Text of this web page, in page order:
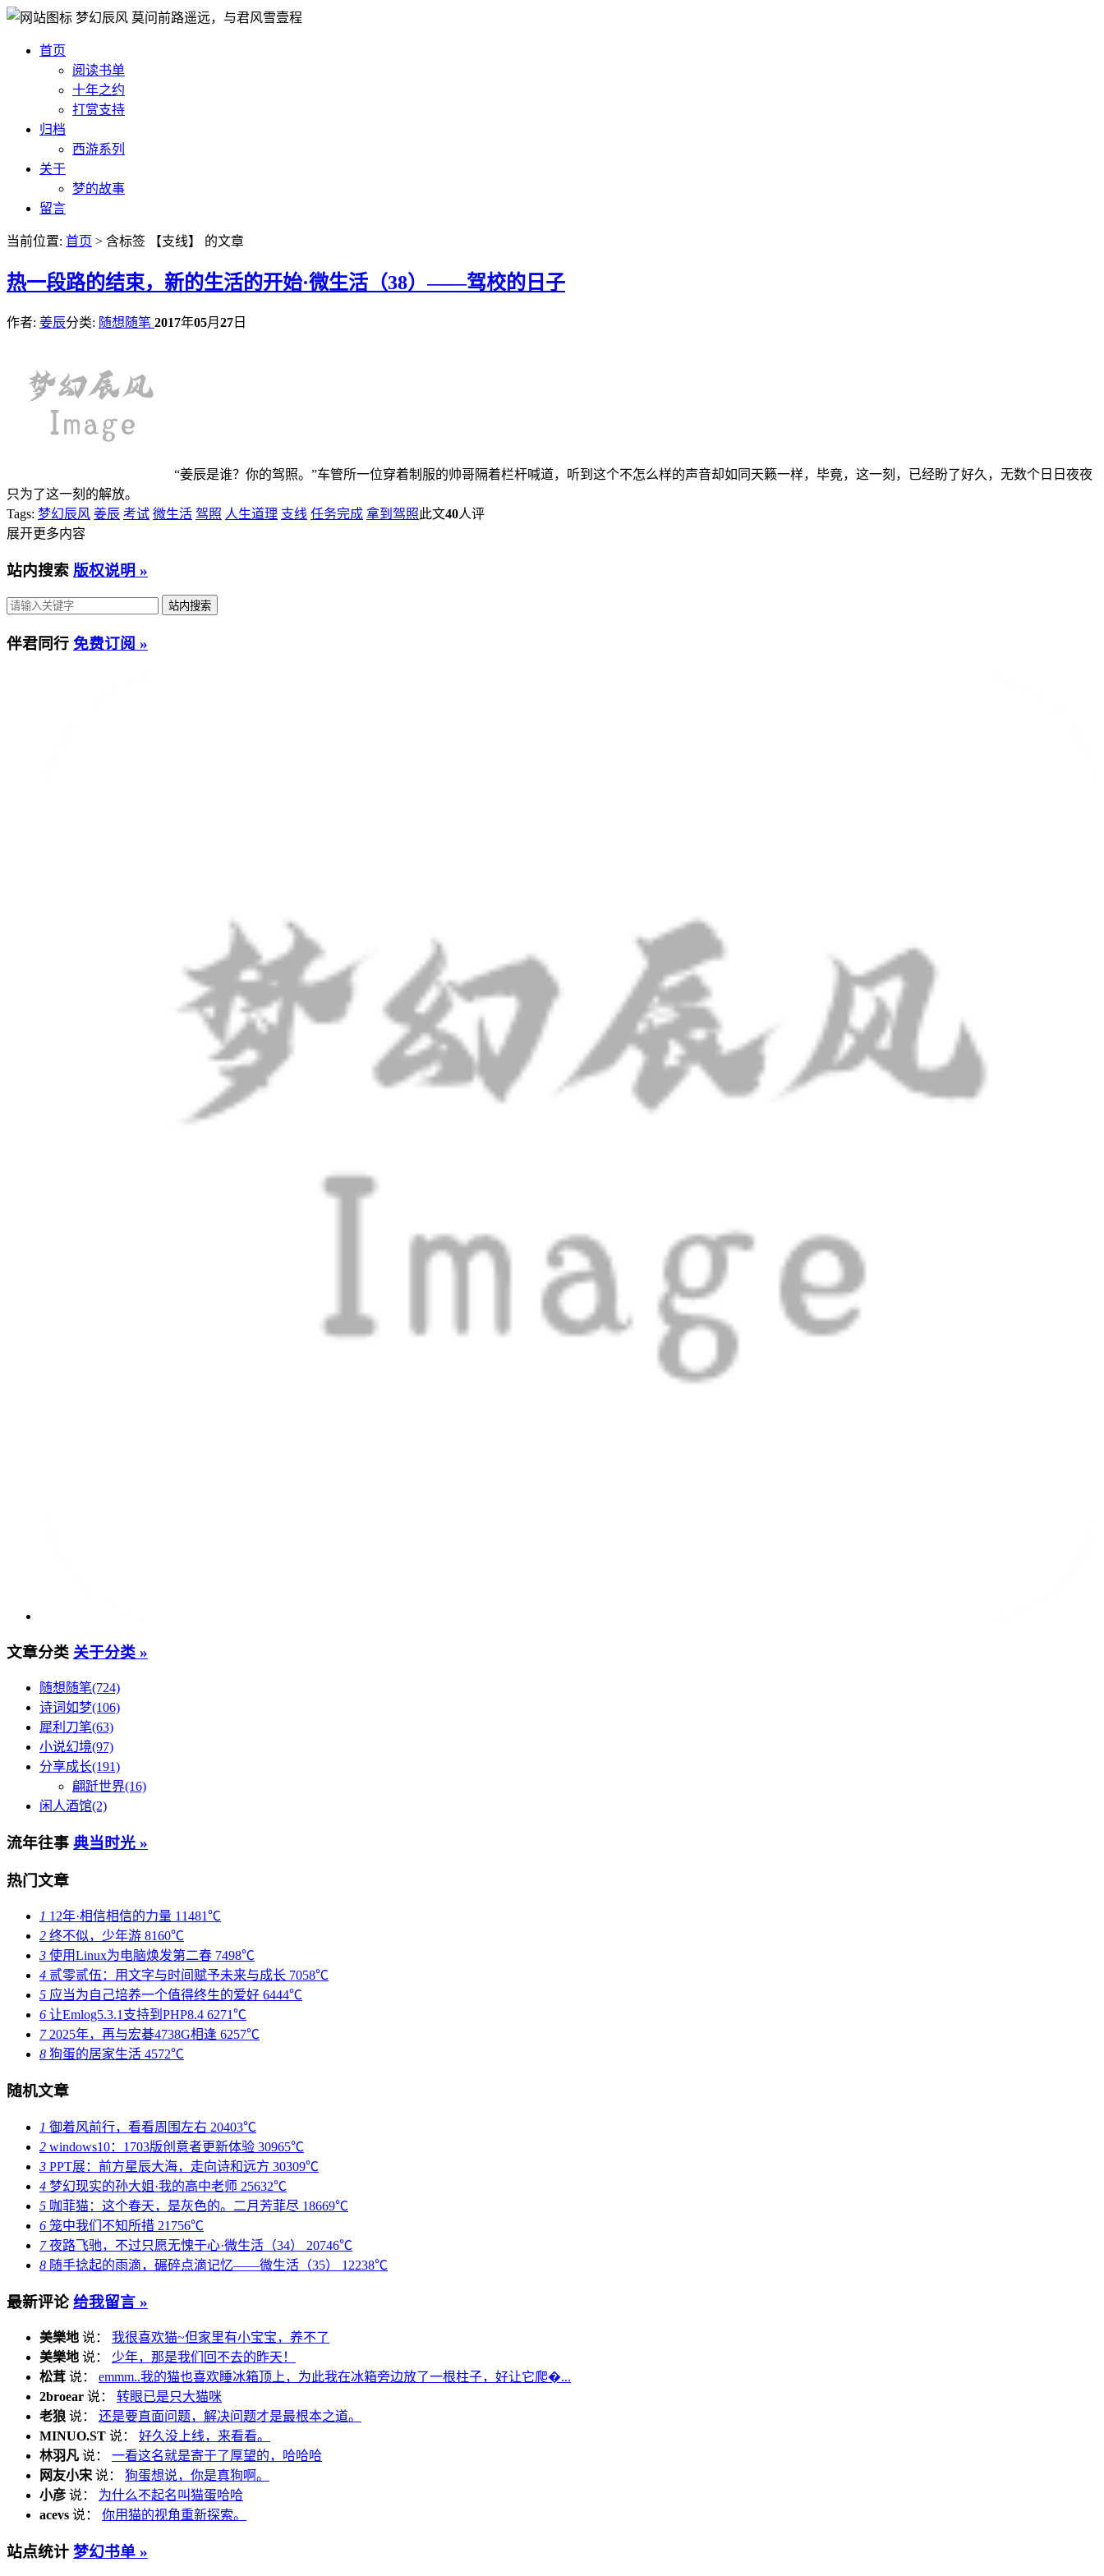
梦幻辰风 莫问前路遥远，与君风雪壹程
首页
阅读书单
十年之约
打赏支持
归档
西游系列
关于
梦的故事
留言
当前位置: 首页 > 含标签 【支线】 的文章
热一段路的结束，新的生活的开始·微生活（38）——驾校的日子
作者: 姜辰分类: 随想随笔 2017年05月 27 日
“姜辰是谁？你的驾照。”车管所一位穿着制服的帅哥隔着栏杆喊道，听到这个不怎么样的声音却如同天籁一样，毕竟，这一刻，已经盼了好久，无数个日日夜夜
只为了这一刻的解放。
Tags: 梦幻辰风 姜辰 考试 微生活 驾照 人生道理 支线 任务完成 拿到驾照此文40人评
展开更多内容
站内搜索 版权说明 »
伴君同行 免费订阅 »
文章分类 关于分类 »
随想随笔(724)
诗词如梦(106)
犀利刀笔(63)
小说幻境(97)
分享成长(191)
翩跹世界(16)
闲人酒馆(2)
流年往事 典当时光 »
热门文章
1 12年·相信相信的力量 11481℃
2 终不似，少年游 8160℃
3 使用Linux为电脑焕发第二春 7498℃
4 贰零贰伍：用文字与时间赋予未来与成长 7058℃
5 应当为自己培养一个值得终生的爱好 6444℃
6 让Emlog5.3.1支持到PHP8.4 6271℃
72025年，再与宏碁4738G相逢 6257℃
8 狗蛋的居家生活 4572℃
随机文章
1 御着风前行，看看周围左右 20403℃
2 windows10：1703版创意者更新体验 30965℃
3 PPT展：前方星辰大海，走向诗和远方 30309℃
4 梦幻现实的孙大姐·我的高中老师 25632℃
5 咖菲猫：这个春天，是灰色的。二月芳菲尽 18669℃
6 笼中我们不知所措 21756℃
7夜路飞驰，不过只愿无愧于心·微生活（34） 20746℃
8 随手捻起的雨滴，碾碎点滴记忆——微生活（35） 12238℃
最新评论 给我留言 »
美樂地 说： 我很喜欢猫~但家里有小宝宝，养不了
美樂地 说： 少年，那是我们回不去的昨天！
松茸 说： emmm..我的猫也喜欢睡冰箱顶上，为此我在冰箱旁边放了一根柱子，好让它爬�...
2broear 说： 转眼已是只大猫咪
老狼 说： 还是要直面问题，解决问题才是最根本之道。
MINUO.ST 说： 好久没上线，来看看。
林羽凡 说： 一看这名就是寄于了厚望的，哈哈哈
网友小宋 说： 狗蛋想说，你是真狗啊。
小彦 说： 为什么不起名叫猫蛋哈哈
acevs 说： 你用猫的视角重新探索。
站点统计 梦幻书单 »